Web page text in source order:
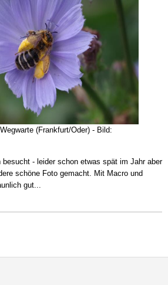
(Frankfurt/Oder) - Bild:
besucht - leider schon etwas spät im Jahr aber
schöne Foto gemacht. Mit Macro und
gut...